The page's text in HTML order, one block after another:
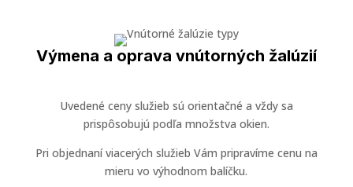
Výmena a oprava vnútorných žalúzií
Uvedené ceny služieb sú orientačné a vždy sa
prispôsobujú podľa množstva okien.
Pri objednaní viacerých služieb Vám pripravíme cenu na
mieru vo výhodnom balíčku.